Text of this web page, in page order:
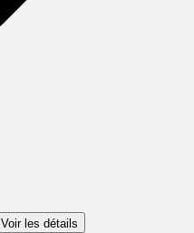
Voir les détails